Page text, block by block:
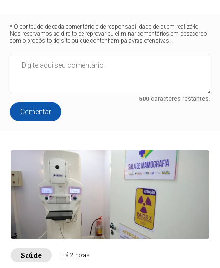
* O conteúdo de cada comentário é de responsabilidade de quem realizá-lo.
Nos reservamos ao direito de reprovar ou eliminar comentários em desacordo
com o propósito do site ou que contenham palavras ofensivas.
500caracteres restantes.
Comentar
Saúde Há 2 horas